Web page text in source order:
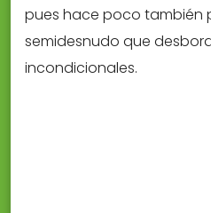
pues hace poco también
semidesnudo que
incondicionales.